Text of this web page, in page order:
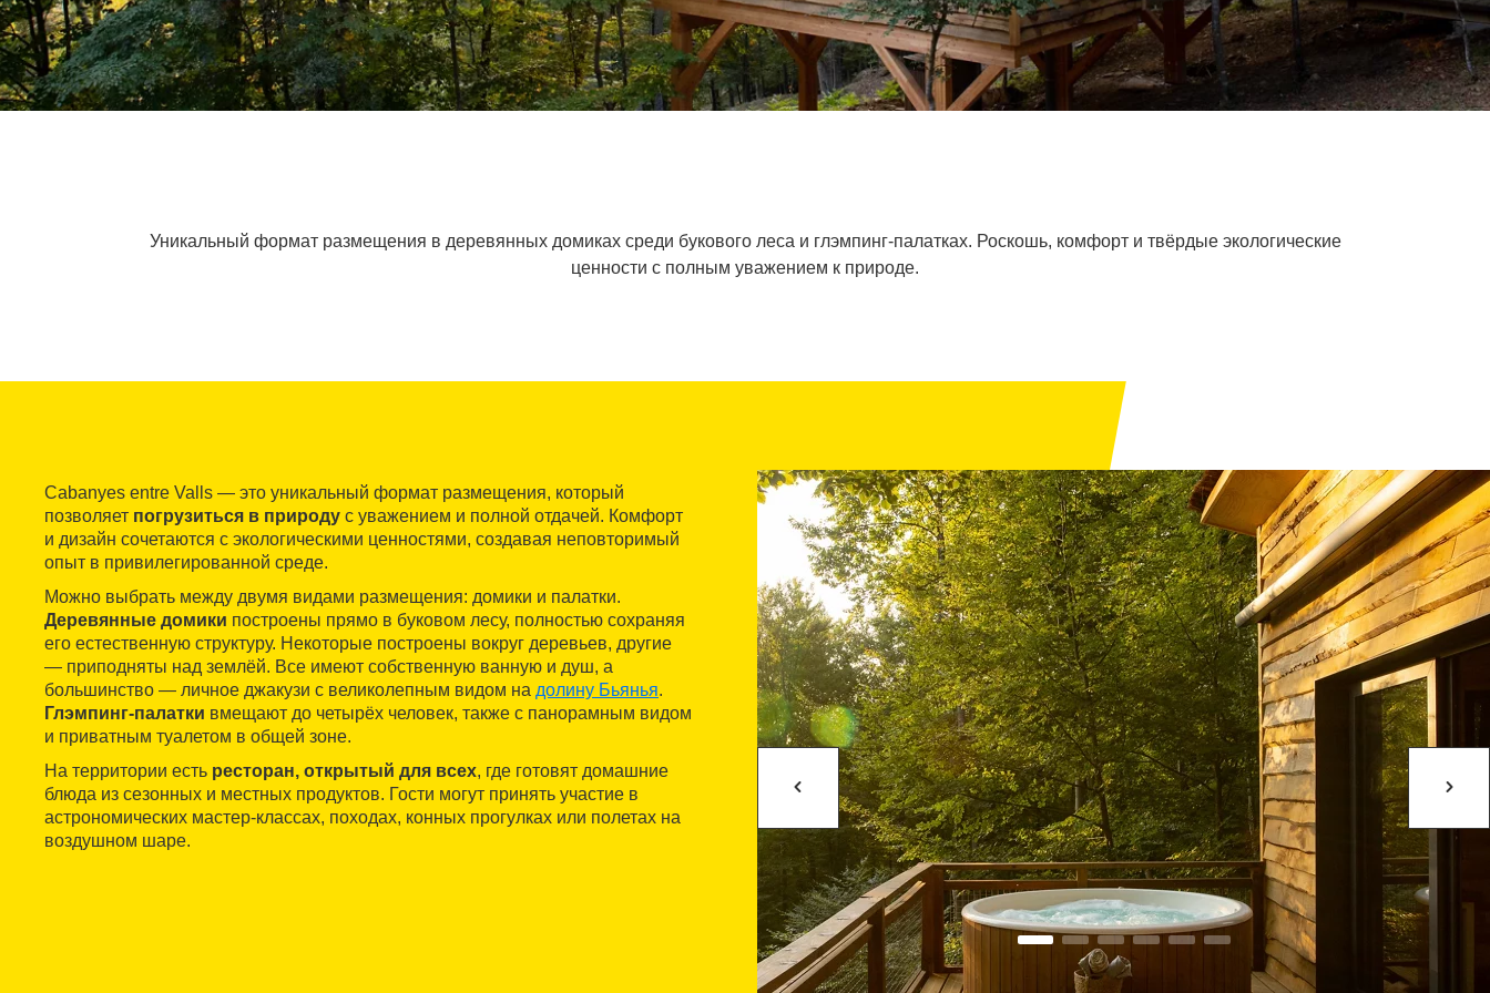
Уникальный формат размещения в деревянных домиках среди букового леса и глэмпинг-палатках. Роскошь, комфорт и твёрдые экологические
ценности с полным уважением к природе.
Cabanyes entre Valls — это уникальный формат размещения, который
позволяет погрузиться в природу с уважением и полной отдачей. Комфорт
и дизайн сочетаются с экологическими ценностями, создавая неповторимый
опыт в привилегированной среде.
Можно выбрать между двумя видами размещения: домики и палатки.
Деревянные домики построены прямо в буковом лесу, полностью сохраняя
его естественную структуру. Некоторые построены вокруг деревьев, другие
— приподняты над землёй. Все имеют собственную ванную и душ, а
большинство — личное джакузи с великолепным видом на долину Бьянья.
Глэмпинг-палатки вмещают до четырёх человек, также с панорамным видом
и приватным туалетом в общей зоне.
На территории есть ресторан, открытый для всех, где готовят домашние
блюда из сезонных и местных продуктов. Гости могут принять участие в
астрономических мастер-классах, походах, конных прогулках или полетах на
воздушном шаре.